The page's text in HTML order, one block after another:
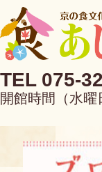
TEL 075-
開館時間（水